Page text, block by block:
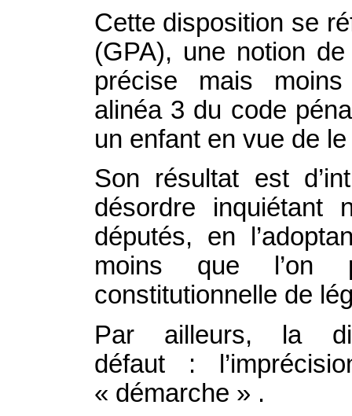
Cette disposition se
(GPA), une notion
précise mais
alinéa 3 du code
un enfant en vue de
Son résultat est
désordre inquiétant
députés, en
moins que l’on
constitutionnelle de
Par ailleurs, la
défaut :
« démarche » .